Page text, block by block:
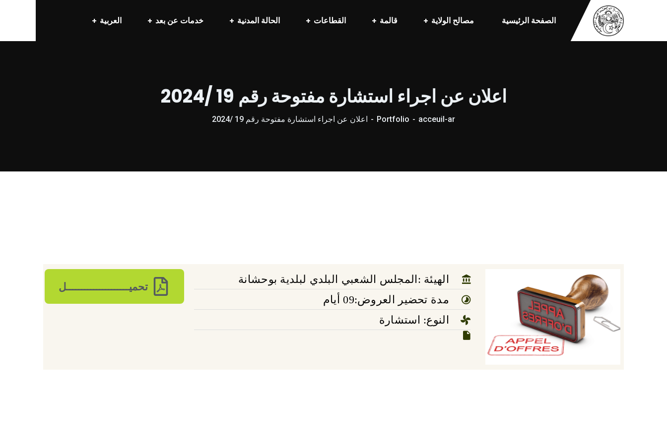
الصفحة الرئيسية مصالح الولاية قالمة القطاعات الحالة المدنية خدمات عن بعد العربية
اعلان عن اجراء استشارة مفتوحة رقم 19 /2024
acceuil-ar
Portfolio اعلان عن اجراء استشارة مفتوحة رقم 19 /2024
الهيئة :المجلس الشعبي البلدي لبلدية بوحشانة
مدة تحضير العروض:09 أيام
النوع: استشارة
تحميـــــــــــــــــــــل